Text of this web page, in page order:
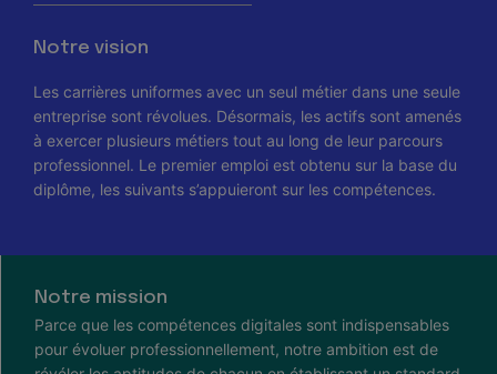
Notre vision
Les carrières uniformes avec un seul métier dans une seule
entreprise sont révolues. Désormais, les actifs sont amenés
à exercer plusieurs métiers tout au long de leur parcours
professionnel. Le premier emploi est obtenu sur la base du
diplôme, les suivants s’appuieront sur les compétences.
Notre mission
Parce que les compétences digitales sont indispensables
pour évoluer professionnellement, notre ambition est de